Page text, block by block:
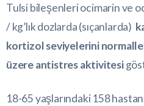
Tulsi bileşenleri ocimarin ve
/ kg’lık dozlarda (sıçanlarda)
kortizol seviyelerini
üzere antistres aktivitesi
18-65 yaşlarındaki 158